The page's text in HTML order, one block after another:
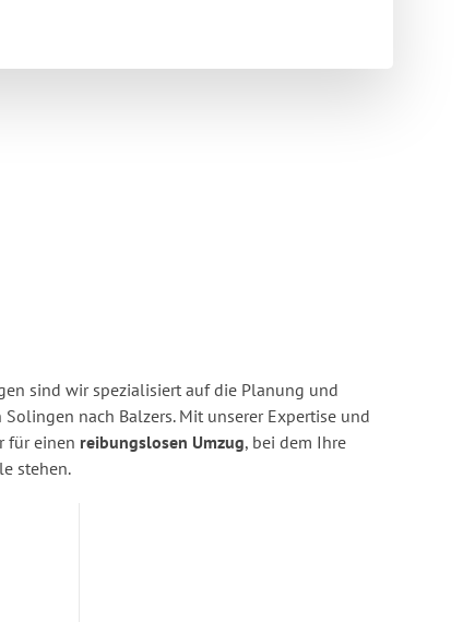
sind wir spezialisiert auf die Planung und
nach Balzers. Mit unserer Expertise und
für einen reibungslosen Umzug, bei dem Ihre
stehen.